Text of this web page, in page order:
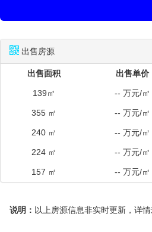
出售房源
出售面积 出售单价
139㎡ -- 万元/㎡
355 ㎡ -- 万元/㎡
240 ㎡ -- 万元/㎡
224 ㎡ -- 万元/㎡
157 ㎡ -- 万元/㎡
说明： 以上房源信息非实时更新，详情